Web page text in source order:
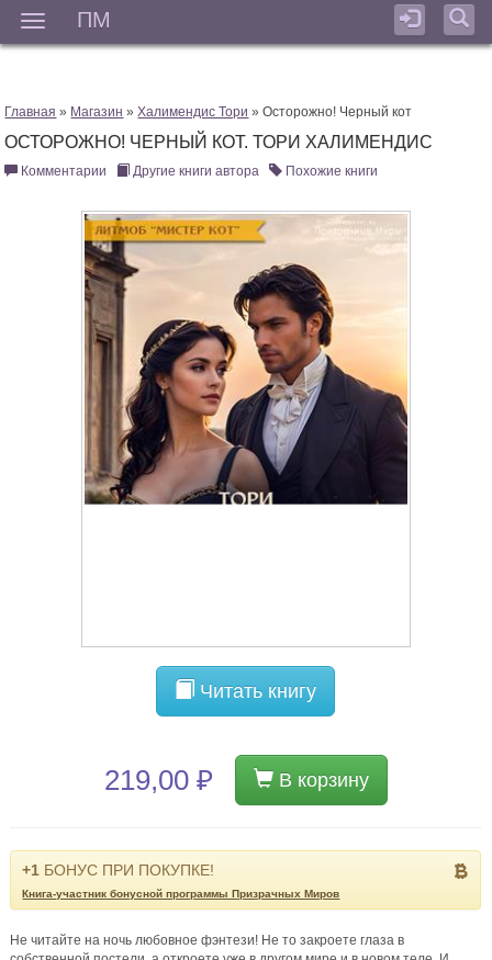
ПМ
Главная » Магазин »Халимендис Тори » Осторожно! Черный кот
ОСТОРОЖНО! ЧЕРНЫЙ КОТ. ТОРИ ХАЛИМЕНДИС
Комментарии Другие книги автора Похожие книги
Читать книгу
219,00 ₽ В корзину
+1 БОНУС ПРИ ПОКУПКЕ!
Книга-участник бонусной программы Призрачных Миров
Не читайте на ночь любовное фэнтези! Не то закроете глаза в